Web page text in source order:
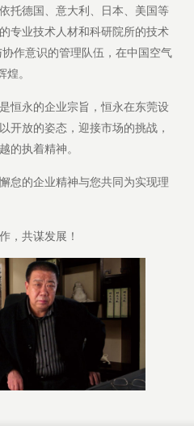
托德国、意大利、日本、美国等
专业技术人材和科研院所的技术
作意识的管理队伍，在中国空气
。
恒永的企业宗旨，恒永在东莞设
开放的姿态，迎接市场的挑战，
的执着精神。
怠的企业精神与您共同为实现理
，共谋发展！